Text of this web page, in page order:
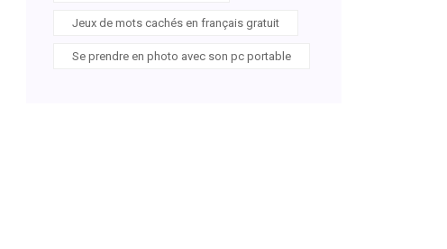
Jeux de mots cachés en français gratuit
Se prendre en photo avec son pc portable